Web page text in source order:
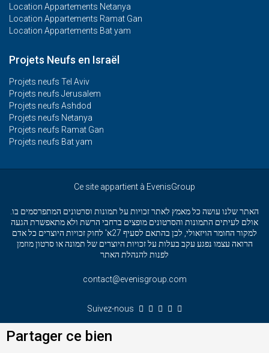
Location Appartements Netanya
Location Appartements Ramat Gan
Location Appartements Bat yam
Projets Neufs en Israël
Projets neufs Tel Aviv
Projets neufs Jerusalem
Projets neufs Ashdod
Projets neufs Netanya
Projets neufs Ramat Gan
Projets neufs Bat yam
Ce site appartient à EvenisGroup
האתר שלנו עושה כל מאמץ לאתר זכויות על תמונות וסרטונים המתפרסמים בו.
אולם לעיתים התמונות והסרטונים מופצים ברחבי הרשת ולא מתאפשרת הגעה
למקור החומר הויזאולי, לכן בהתאם לסעיף 27א' לחוק זכויות היוצרים כל אדם
הרואה עצמו נפגע עקב בעלות על זכויות היוצרים של תמונה או סרטון מוזמן
לפנות להנהלת האתר
contact@evenisgroup.com
Suivez-nous
Partager ce bien